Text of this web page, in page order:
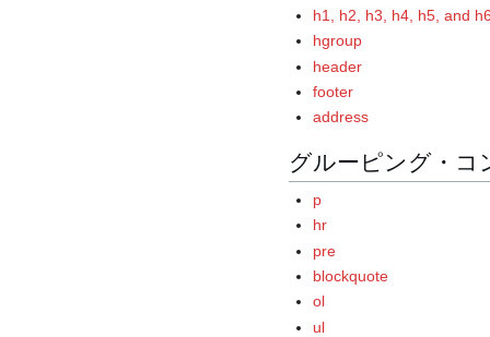
h1, h2, h3, h4, h5, and
hgroup
header
footer
address
グルーピング・コ
p
hr
pre
blockquote
ol
ul